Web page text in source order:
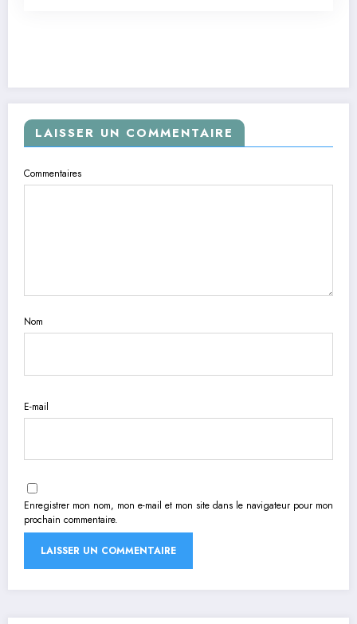
LAISSER UN COMMENTAIRE
Commentaires
Nom
E-mail
Enregistrer mon nom, mon e-mail et mon site dans le navigateur pour mon
prochain commentaire.